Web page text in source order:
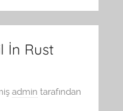
İn Rust
admin tarafından